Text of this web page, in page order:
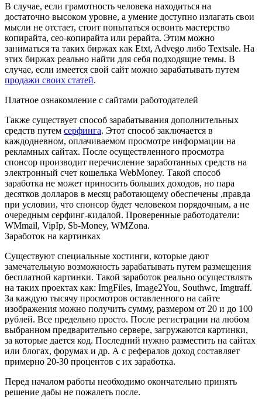
В случае, если грамотность человека находиться на
достаточно высоком уровне, а умение доступно излагать свои
мысли не отстает, стоит попытаться освоить мастерство
копирайта, сео-копирайта или рерайта. Этим можно
заниматься та таких биржах как Etxt, Advego либо Textsale. На
этих биржах реально найти для себя подходящие темы. В
случае, если имеется свой сайт можно зарабатывать путем
продажи своих статей.
Платное ознакомление с сайтами работодателей
Также существует способ зарабатывания дополнительных
средств путем серфинга. Этот способ заключается в
каждодневном, оплачиваемом просмотре информации на
рекламных сайтах. После осуществленного просмотра
спонсор производит перечисление заработанных средств на
электронный счет кошелька WebMoney. Такой способ
заработка не может приносить больших доходов, но пара
десятков долларов в месяц работающему обеспечены ,правда
при условии, что спонсор будет человеком порядочным, а не
очередным серфинг-кидалой. Проверенные работодатели:
WMmail, VipIp, Sb-Money, WMZona.
Заработок на картинках
Существуют специальные хостинги, которые дают
замечательную возможность зарабатывать путем размещения
бесплатной картинки. Такой заработок реально осуществлять
на таких проектах как: ImgFiles, Image2You, Southwc, Imgtraff.
За каждую тысячу просмотров оставленного на сайте
изображения можно получить сумму, размером от 20 и до 100
рублей. Все предельно просто. После регистрации на любом
выбранном предварительно сервере, загружаются картинки,
за которые дается код. Последний нужно разместить на сайтах
или блогах, форумах и др. А с рефералов доход составляет
примерно 20-30 процентов с их заработка.
Перед началом работы необходимо окончательно принять
решение дабы не пожалеть после.